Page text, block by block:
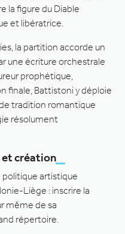
la figure du Diable
et libératrice.
la partition accorde un
une écriture orchestrale
prophétique,
finale, Battistoni y déploie
tradition romantique
résolument
et création
politique artistique
Liège : inscrire la
même de sa
répertoire.